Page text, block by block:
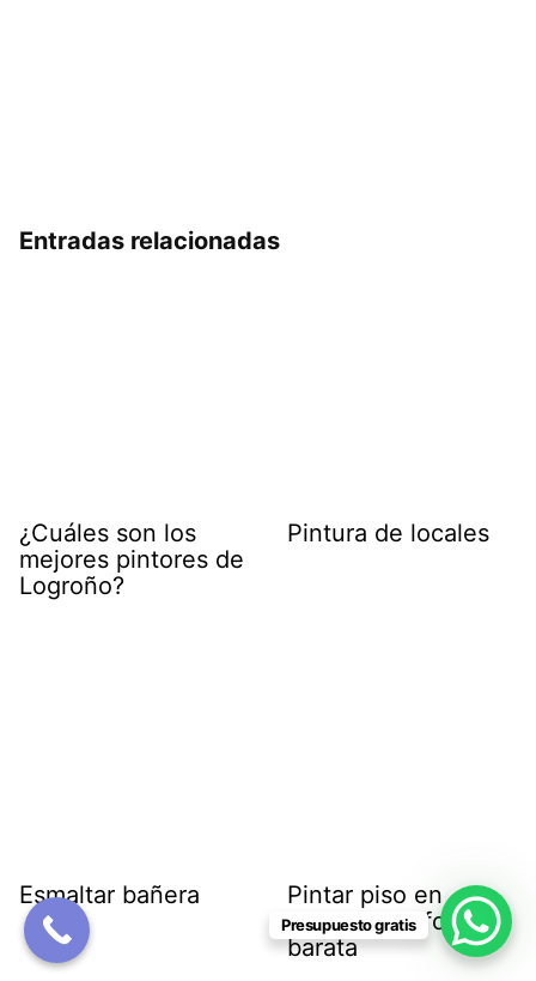
Entradas relacionadas
¿Cuáles son los
mejores pintores de
Logroño?
Pintura de locales
Esmaltar bañera
Pintar piso en
Logroño de forma
barata
Presupuesto gratis